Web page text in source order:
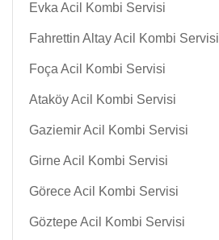
Evka Acil Kombi Servisi
Fahrettin Altay Acil Kombi Servisi
Foça Acil Kombi Servisi
Ataköy Acil Kombi Servisi
Gaziemir Acil Kombi Servisi
Girne Acil Kombi Servisi
Görece Acil Kombi Servisi
Göztepe Acil Kombi Servisi